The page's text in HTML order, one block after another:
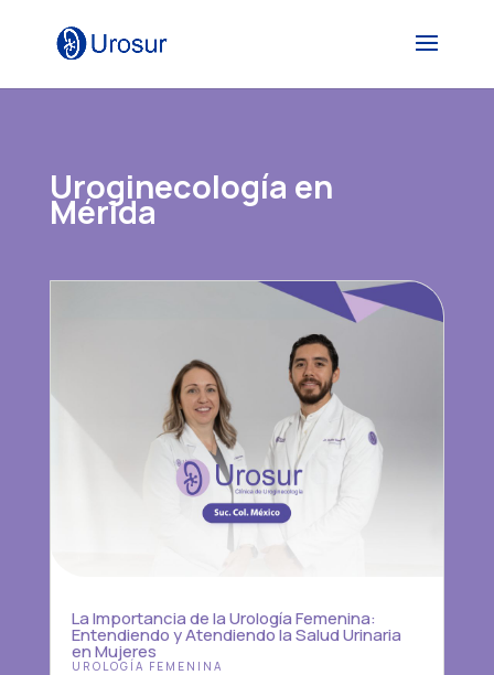
Uroginecología en
Mérida
La Importancia de la Urología Femenina:
Entendiendo y Atendiendo la Salud Urinaria
en Mujeres
UROLOGÍA FEMENINA